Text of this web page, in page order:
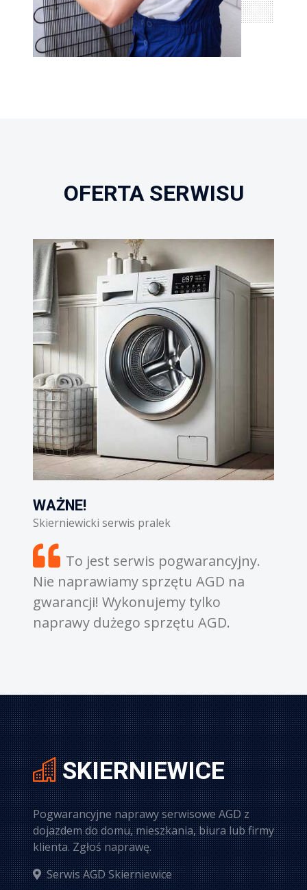
OFERTA SERWISU
serwis pralek
jest serwis pogwarancyjny.
sprzętu AGD na
Wykonujemy tylko
dużego sprzętu AGD.
od 100 złotych
gratis gdy
sprzętu.
SKIERNIEWICE
Pogwarancyjne naprawy serwisowe AGD z
dojazdem do domu, mieszkania, biura lub firmy
klienta. Zgłoś naprawę.
Serwis AGD Skierniewice